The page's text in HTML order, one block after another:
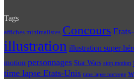
Tags
affiches minimalistes Concours
illustration illustration super-
motion personnages Star Wars stop motion
time lapse Etats-Unis time lapse norvege